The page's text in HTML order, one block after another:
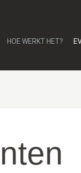
HOE WERKT HET?